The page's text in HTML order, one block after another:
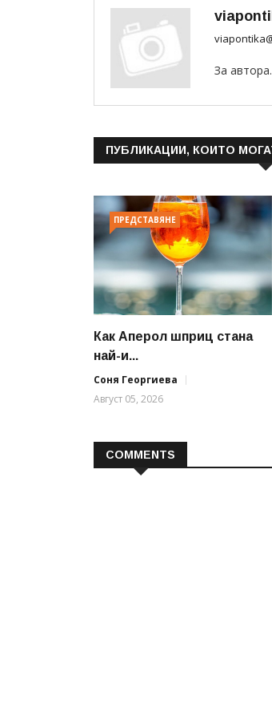
За
ПУБЛИКАЦИИ, КОИТО
ПРЕДСТАВЯНЕ
Как Аперол шприц стана
най-и...
Соня Георгиева
Август 05, 2026
COMMENTS